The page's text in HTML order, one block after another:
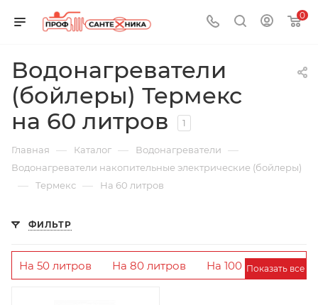
0
Водонагреватели
(бойлеры) Термекс
на 60 литров
1
Главная — Каталог — Водонагреватели —
Водонагреватели накопительные электрические (бойлеры)
— Термекс — На 60 литров
ФИЛЬТР
На 50 литров На 80 литров
На 100 Показать все